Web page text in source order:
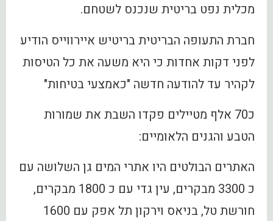
מכלית נפט בריטית שנכנס לשטחם.
חברת התעופה הבריטית בריטיש איירווייס הודיע
לפני דקות אחדות כי היא משעה את כל הטיסות
לקהיר עד להודעה חדשה "כאמצעי בטיחות"
כ70 אלף מטיילים פקדו השבת את שמורות
הטבע והגנים הלאומיים:
האתרים הבולטים היו אתרי המים גן השלושה עם
כ 3300 מבקרים, עין גדי עם כ 1800 מבקרים,
חורשת טל, בניאס וירקון תל אפק עם 1600